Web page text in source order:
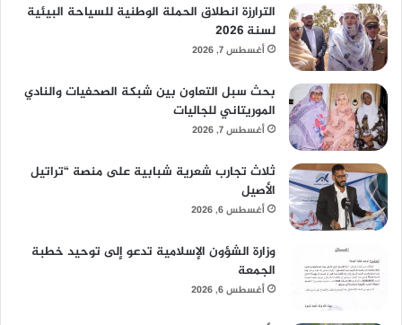
الترارزة انطلاق الحملة الوطنية للسياحة البيئية
لسنة 2026
أغسطس 7, 2026
بحث سبل التعاون بين شبكة الصحفيات والنادي
الموريتاني للجاليات
أغسطس 7, 2026
ثلاث تجارب شعرية شبابية على منصة “تراتيل
الأصيل
أغسطس 6, 2026
وزارة الشؤون الإسلامية تدعو إلى توحيد خطبة
الجمعة
أغسطس 6, 2026